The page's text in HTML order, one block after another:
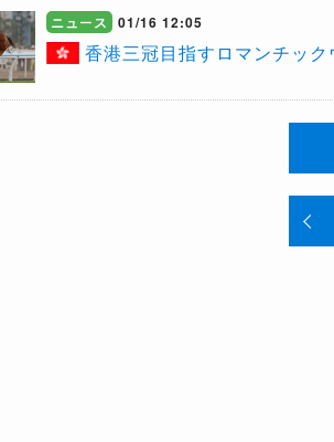
ニュース 01/16 12:05
香港三冠目指すロマンチッ